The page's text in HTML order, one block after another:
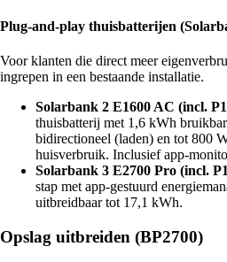
Plug-and-play thuisbatterijen
Voor klanten die direct meer
ingrepen in een bestaande installatie.
Solarbank 2 E1600 AC (incl.
thuisbatterij met 1,6 kWh
bidirectioneel (laden) en tot 800
huisverbruik. Inclusief app-
Solarbank 3 E2700 Pro (incl.
stap met app-gestuurd
uitbreidbaar tot 17,1 kWh.
Opslag uitbreiden (BP2700)